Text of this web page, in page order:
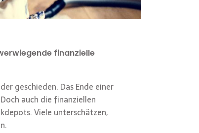
finanzielle
geschieden. Das Ende einer
auch die finanziellen
Viele unterschätzen,